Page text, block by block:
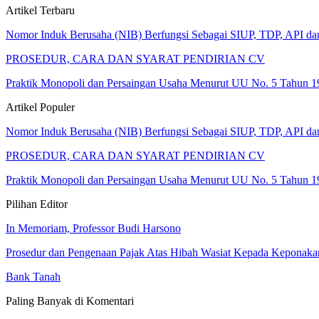
Artikel Terbaru
Nomor Induk Berusaha (NIB) Berfungsi Sebagai SIUP, TDP, API
PROSEDUR, CARA DAN SYARAT PENDIRIAN CV
Praktik Monopoli dan Persaingan Usaha Menurut UU No. 5 Tahun
Artikel Populer
Nomor Induk Berusaha (NIB) Berfungsi Sebagai SIUP, TDP, API
PROSEDUR, CARA DAN SYARAT PENDIRIAN CV
Praktik Monopoli dan Persaingan Usaha Menurut UU No. 5 Tahun
Pilihan Editor
In Memoriam, Professor Budi Harsono
Prosedur dan Pengenaan Pajak Atas Hibah Wasiat Kepada
Bank Tanah
Paling Banyak di Komentari